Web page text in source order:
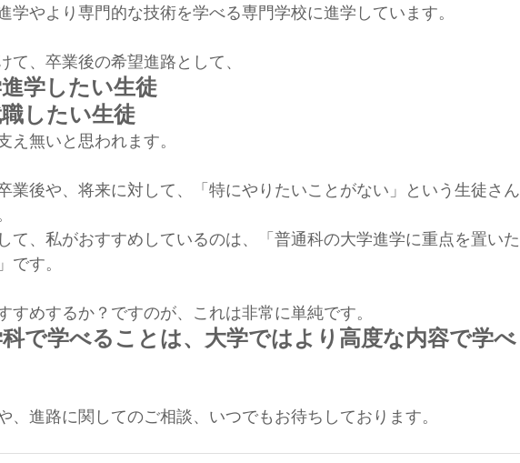
学やより専門的な技術を学べる専門学校に進学しています。
て、卒業後の希望進路として、
学したい生徒
したい生徒
無いと思われます。
業後や、将来に対して、「特にやりたいことがない」という生徒さん
て、私がおすすめしているのは、「普通科の大学進学に重点を置いた
す。
すめするか？ですのが、これは非常に単純です。
で学べることは、大学ではより高度な内容で学べ
、進路に関してのご相談、いつでもお待ちしております。